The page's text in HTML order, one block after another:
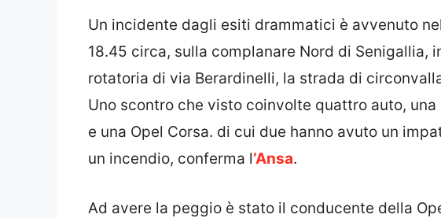
Un incidente dagli esiti drammatici è avvenuto
18.45 circa, sulla complanare Nord di Senigallia,
rotatoria di via Berardinelli, la strada di
Uno scontro che visto coinvolte quattro auto, una
e una Opel Corsa. di cui due hanno avuto un
un incendio, conferma l‘Ansa.
Ad avere la peggio è stato il conducente della